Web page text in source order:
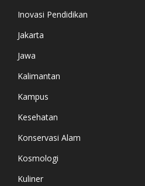
Inovasi Pendidikan
Jakarta
Jawa
Kalimantan
Kampus
Kesehatan
Konservasi Alam
Kosmologi
Kuliner